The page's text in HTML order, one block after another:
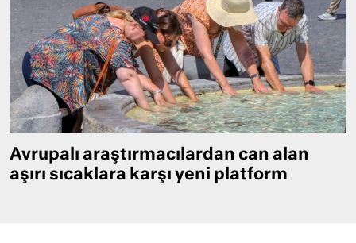
Avrupalı araştırmacılardan can alan
aşırı sıcaklara karşı yeni platform